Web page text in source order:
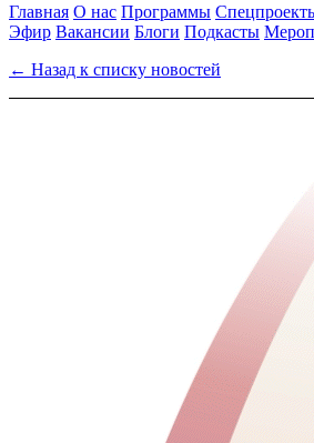
Главная О нас Программы
Эфир Вакансии Блоги Подкасты
← Назад к списку новостей